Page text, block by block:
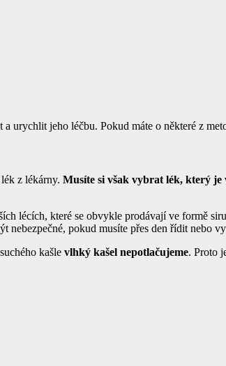
urychlit jeho léčbu. Pokud máte o některé z
z lékárny. Musíte si však vybrat lék, který je
lécích, které se obvykle prodávají ve formě
pokud musíte přes den řídit nebo
kašle vlhký kašel nepotlačujeme. Proto